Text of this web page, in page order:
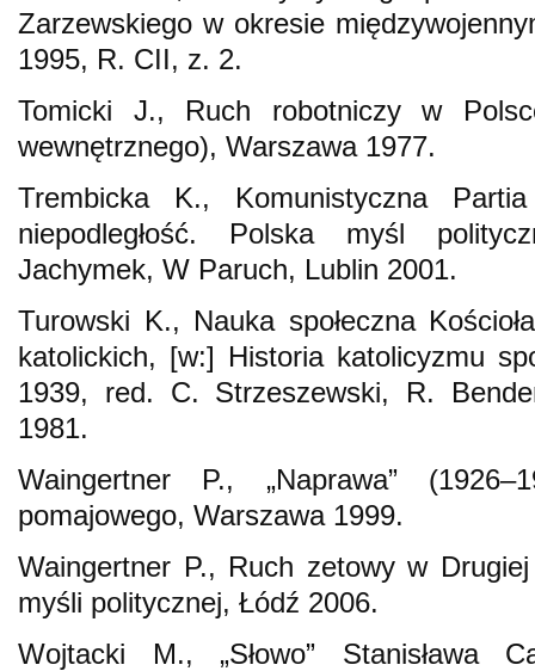
Zarzewskiego w okresie
1995, R. CII, z. 2.
Tomicki J., Ruch robotniczy w
wewnętrznego), Warszawa 1977.
Trembicka K., Komunistyczna
niepodległość. Polska myśl
Jachymek, W Paruch, Lublin 2001.
Turowski K., Nauka społeczna
katolickich, [w:] Historia katolicyzmu
1939, red. C. Strzeszewski, R.
1981.
Waingertner P., „Naprawa”
pomajowego, Warszawa 1999.
Waingertner P., Ruch zetowy w
myśli politycznej, Łódź 2006.
Wojtacki M., „Słowo” Stanisława